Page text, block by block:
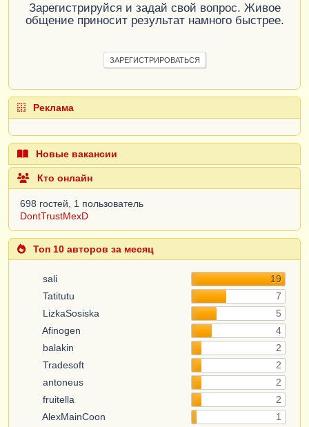
Зарегистрируйся и задай свой вопрос. Живое
общение приносит результат намного быстрее.
ЗАРЕГИСТРИРОВАТЬСЯ
Реклама
Новые вакансии
Кто онлайн
698 гостей, 1 пользователь
DontTrustMexD
Топ 10 авторов за месяц
sali
19
Tatitutu
7
LizkaSosiska
5
Afinogen
4
balakin
2
Tradesoft
2
antoneus
2
fruitella
2
AlexMainCoon
1